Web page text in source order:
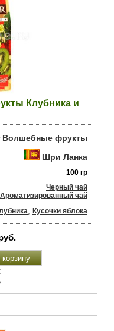
Клубника и
Волшебные фрукты
Шри Ланка
100 гр
Черный чай
Ароматизированный чай
, Кусочки яблока